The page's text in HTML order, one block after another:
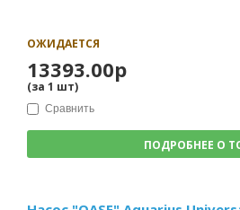
ОЖИДАЕТСЯ
13393.00р
(за 1 шт)
Сравнить
ПОДРОБНЕЕ О